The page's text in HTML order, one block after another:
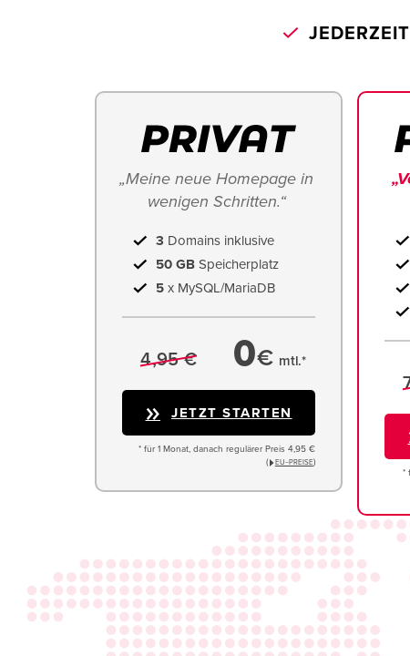
„Meine neue Homepage in
wenigen Schritten.“
3 Domains inklusive
50 GB Speicherplatz
5 x MySQL/MariaDB
4,95 € 0€ mtl.*
JETZT STARTEN
* für 1 Monat, danach regulärer Preis 4,95 €
(
EU−PREISE)
*